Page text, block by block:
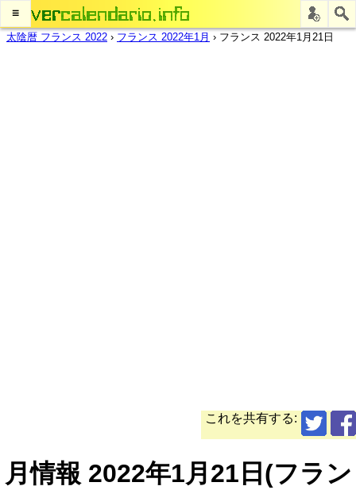
≡
太陰暦 フランス 2022 › フランス 2022年1月 › フランス 2022年1月21日
これを共有する:
月情報 2022年1月21日(フラン